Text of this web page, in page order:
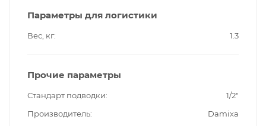
Параметры для логистики
Вес, кг 1.3
Прочие параметры
Стандарт подводки
1/2"
Производитель
Damixa